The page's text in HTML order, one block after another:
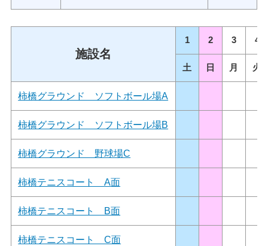
施設名
1 2 3 4
土 日 月 火
柿橋グラウンド ソフトボール場A
柿橋グラウンド ソフトボール場B
柿橋グラウンド 野球場C
柿橋テニスコート A面
柿橋テニスコート B面
柿橋テニスコート C面